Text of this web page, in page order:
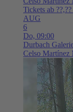
Tickets ab
AUG
6
Do, 09:00
Durbach
Celso Martínez